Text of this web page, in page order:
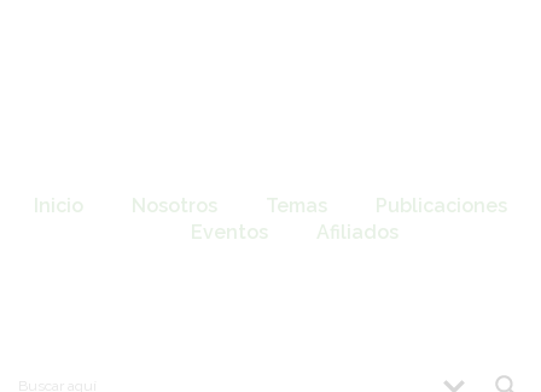
Inicio Nosotros Temas
Publicaciones
Eventos
Afiliados